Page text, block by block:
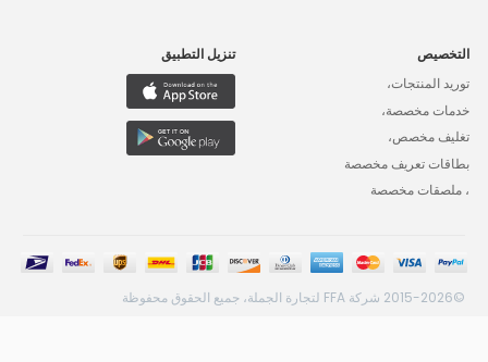
التخصيص
توريد المنتجات،
خدمات مخصصة،
تغليف مخصص،
بطاقات تعريف مخصصة
، ملصقات مخصصة
تنزيل التطبيق
©2015-2026 شركة FFA لتجارة الجملة، جميع الحقوق محفوظة